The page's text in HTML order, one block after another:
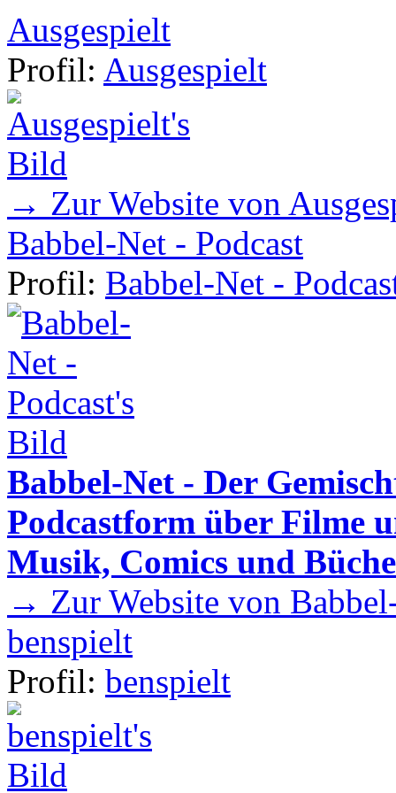
Ausgespielt
Profil: Ausgespielt
→ Zur Website von
Babbel-Net - Podcast
Profil: Babbel-Net -
Babbel-Net - Der
Podcastform über Filme
Musik, Comics und
→ Zur Website von
benspielt
Profil: benspielt